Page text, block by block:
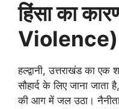
हिंसा का
Violence)
हल्द्वानी, उत्तराखंड का
सौहार्द के लिए जाना जाता
की आग में जल उठा।